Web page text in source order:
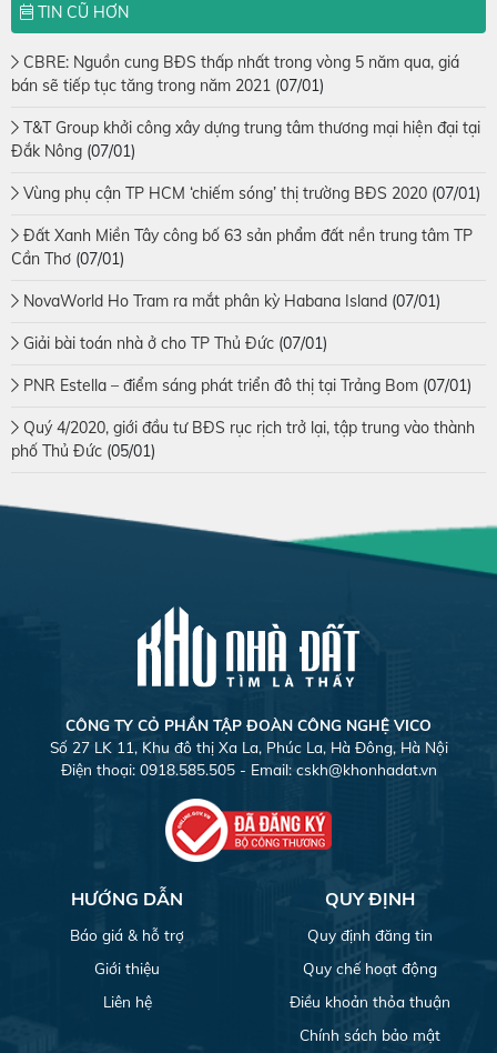
TIN CŨ HƠN
CBRE: Nguồn cung BĐS thấp nhất trong vòng 5 năm qua, giá
bán sẽ tiếp tục tăng trong năm 2021 (07/01)
T&T Group khởi công xây dựng trung tâm thương mại hiện đại tại
Đắk Nông (07/01)
Vùng phụ cận TP HCM ‘chiếm sóng’ thị trường BĐS 2020 (07/01)
Đất Xanh Miền Tây công bố 63 sản phẩm đất nền trung tâm TP
Cần Thơ (07/01)
NovaWorld Ho Tram ra mắt phân kỳ Habana Island (07/01)
Giải bài toán nhà ở cho TP Thủ Đức (07/01)
PNR Estella – điểm sáng phát triển đô thị tại Trảng Bom (07/01)
Quý 4/2020, giới đầu tư BĐS rục rịch trở lại, tập trung vào thành
phố Thủ Đức (05/01)
CÔNG TY CỎ PHẦN TẬP ĐOÀN CÔNG NGHỆ VICO
Số 27 LK 11, Khu đô thị Xa La, Phúc La, Hà Đông, Hà Nội
Điện thoại: 0918.585.505 - Email: cskh@khonhadat.vn
HƯỚNG DẪN
Báo giá & hỗ trợ
Giới thiệu
Liên hệ
QUY ĐỊNH
Quy định đăng tin
Quy chế hoạt động
Điều khoản thỏa thuận
Chính sách bảo mật